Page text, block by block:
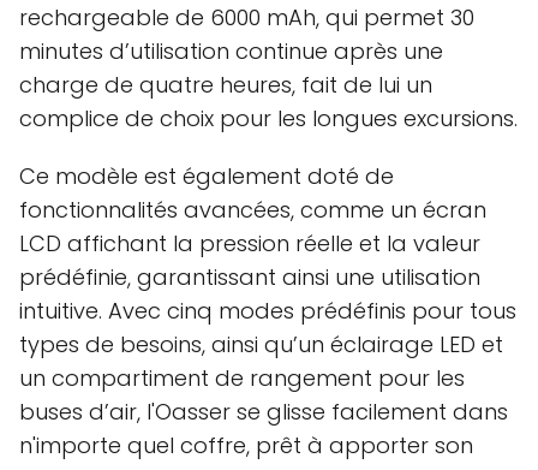
rechargeable de 6000 mAh, qui permet 30
minutes d’utilisation continue après une
charge de quatre heures, fait de lui un
complice de choix pour les longues excursions.
Ce modèle est également doté de
fonctionnalités avancées, comme un écran
LCD affichant la pression réelle et la valeur
prédéfinie, garantissant ainsi une utilisation
intuitive. Avec cinq modes prédéfinis pour tous
types de besoins, ainsi qu’un éclairage LED et
un compartiment de rangement pour les
buses d’air, l'Oasser se glisse facilement dans
n'importe quel coffre, prêt à apporter son